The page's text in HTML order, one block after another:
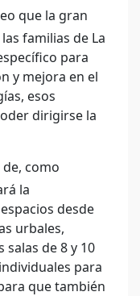
que la gran
familias de La
para
y mejora en el
esos
dirigirse la
como
la
desde
urbales,
de 8 y 10
para
que también